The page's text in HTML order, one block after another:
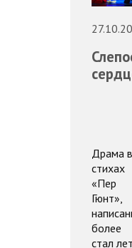
Драма в
стихах
«Пер
Гюнт»,
более
стал лет